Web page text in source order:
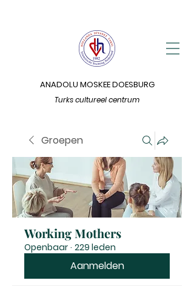
Turks cultureel centrum
ANADOLU MOSKEE DOESBURG
Groepen
Working Mothers
Openbaar · 229 leden
Aanmelden